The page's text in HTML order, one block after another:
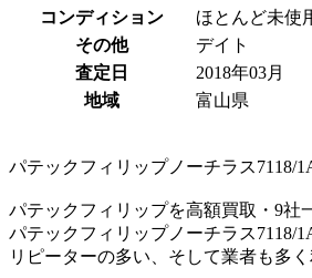
コンディション
ほとんど未使
その他
デイト
査定日
2018年03月
地域
富山県
パテックフィリップノーチラス7118/
パテックフィリップを高額買取・9社
パテックフィリップノーチラス7118/
リピーターの多い、そして業者も多